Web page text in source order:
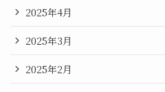
2025年4月
2025年3月
2025年2月